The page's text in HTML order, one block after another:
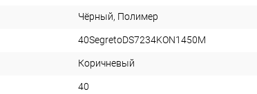
Чёрный, Полимер
40SegretoDS7234KON1450M
Коричневый
40